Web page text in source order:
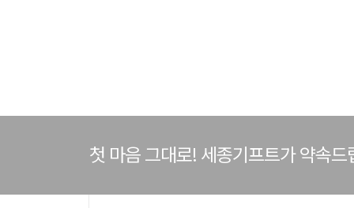
첫 마음 그대로! 세종기프트가 약속드